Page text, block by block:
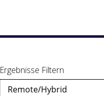
Ergebnisse Filtern
Remote/Hybrid